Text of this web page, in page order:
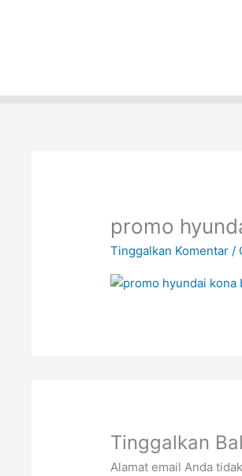
promo
Tinggalkan Komentar /
Tinggalkan
Alamat email Anda